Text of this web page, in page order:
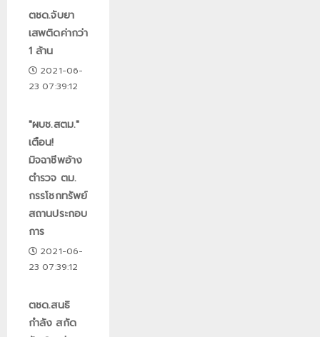
ตชด.จับยา
เสพติดค่ากว่า
1 ล้าน
2021-06-
23 07:39:12
"ผบช.สตม."
เตือน!
มิจฉาชีพอ้าง
ตำรวจ ตม.
กรรโชกทรัพย์
สถานประกอบ
การ
2021-06-
23 07:39:12
ตชด.สนธิ
กำลัง สกัด